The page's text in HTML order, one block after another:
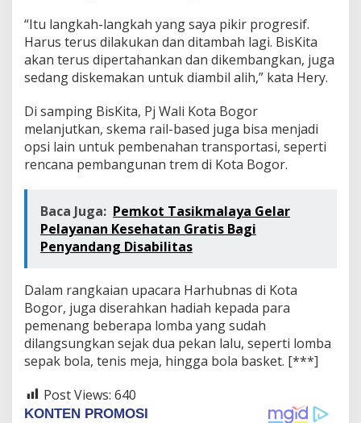
“Itu langkah-langkah yang saya pikir progresif.
Harus terus dilakukan dan ditambah lagi. BisKita
akan terus dipertahankan dan dikembangkan, juga
sedang diskemakan untuk diambil alih,” kata Hery.
Di samping BisKita, Pj Wali Kota Bogor
melanjutkan, skema rail-based juga bisa menjadi
opsi lain untuk pembenahan transportasi, seperti
rencana pembangunan trem di Kota Bogor.
Baca Juga: Pemkot Tasikmalaya Gelar
Pelayanan Kesehatan Gratis Bagi
Penyandang Disabilitas
Dalam rangkaian upacara Harhubnas di Kota
Bogor, juga diserahkan hadiah kepada para
pemenang beberapa lomba yang sudah
dilangsungkan sejak dua pekan lalu, seperti lomba
sepak bola, tenis meja, hingga bola basket. [***]
Post Views: 640